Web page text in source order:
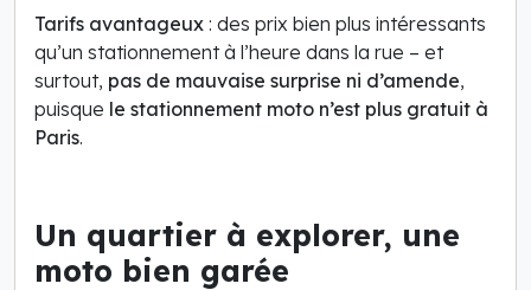
Tarifs avantageux : des prix bien plus intéressants
qu’un stationnement à l’heure dans la rue – et
surtout, pas de mauvaise surprise ni d’amende,
puisque le stationnement moto n’est plus gratuit à
Paris.
Un quartier à explorer, une
moto bien garée